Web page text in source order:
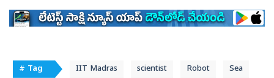
# Tag IIT Madras scientist Robot Sea